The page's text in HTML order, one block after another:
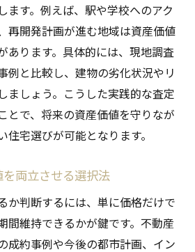
ます。例えば、駅や学校へのアク
再開発計画が進む地域は資産価値
あります。具体的には、現地調査
例と比較し、建物の劣化状況やリ
ましょう。こうした実践的な査定
とで、将来の資産価値を守りなが
住宅選びが可能となります。
両立させる選択法
か判断するには、単に価格だけで
間維持できるかが鍵です。不動産
成約事例や今後の都市計画、イン